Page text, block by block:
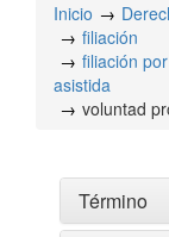
Inicio
filiación
filiación
asistida
voluntad
Término